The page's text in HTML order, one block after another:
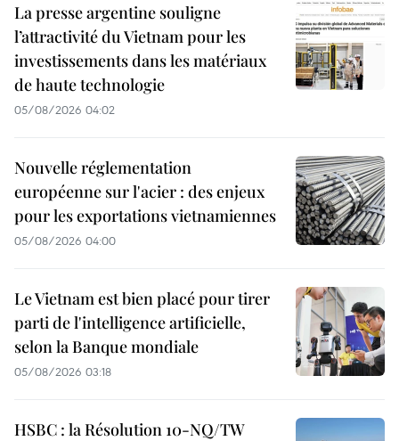
La presse argentine souligne
l’attractivité du Vietnam pour les
investissements dans les matériaux
de haute technologie
05/08/2026 04:02
Nouvelle réglementation
européenne sur l'acier : des enjeux
pour les exportations vietnamiennes
05/08/2026 04:00
Le Vietnam est bien placé pour tirer
parti de l'intelligence artificielle,
selon la Banque mondiale
05/08/2026 03:18
HSBC : la Résolution 10-NQ/TW